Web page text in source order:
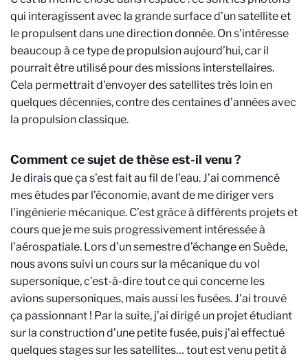
qui interagissent avec la grande surface d’un satellite et
le propulsent dans une direction donnée. On s’intéresse
beaucoup à ce type de propulsion aujourd’hui, car il
pourrait être utilisé pour des missions interstellaires.
Cela permettrait d'envoyer des satellites très loin en
quelques décennies, contre des centaines d’années avec
la propulsion classique.
Comment ce sujet de thèse est-il venu ?
Je dirais que ça s’est fait au fil de l’eau. J’ai commencé
mes études par l’économie, avant de me diriger vers
l’ingénierie mécanique. C’est grâce à différents projets et
cours que je me suis progressivement intéressée à
l’aérospatiale. Lors d’un semestre d’échange en Suède,
nous avons suivi un cours sur la mécanique du vol
supersonique, c’est-à-dire tout ce qui concerne les
avions supersoniques, mais aussi les fusées. J’ai trouvé
ça passionnant ! Par la suite, j’ai dirigé un projet étudiant
sur la construction d’une petite fusée, puis j’ai effectué
quelques stages sur les satellites… tout est venu petit à